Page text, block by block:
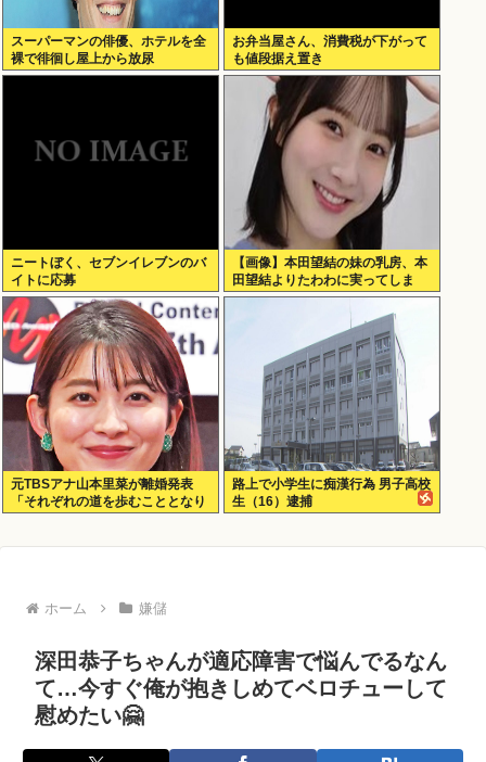
スーパーマンの俳優、ホテルを全
裸で徘徊し屋上から放尿
お弁当屋さん、消費税が下がって
も値段据え置き
ニートぼく、セブンイレブンのバ
イトに応募
【画像】本田望結の妹の乳房、本
田望結よりたわわに実ってしま
う！
元TBSアナ山本里菜が離婚発表
「それぞれの道を歩むこととなり
路上で小学生に痴漢行為 男子高校
生（16）逮捕
ホーム 嫌儲
深田恭子ちゃんが適応障害で悩んでるなん
て…今すぐ俺が抱きしめてベロチューして
慰めたい🤗